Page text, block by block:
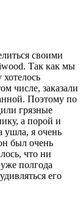
своими
Так как мы
числе, заказали
Поэтому по
грязные
а порой и
ушла, я очень
был очень
что ни
полгода
его